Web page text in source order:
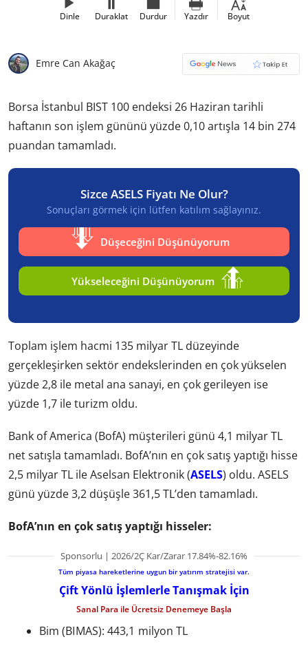
Dinle Duraklat Durdur Yazdır Boyut
Emre Can Akağaç
Borsa İstanbul BIST 100 endeksi 26 Haziran tarihli
haftanın son işlem gününü yüzde 0,10 artışla 14 bin 274
puandan tamamladı.
Sizce ASELS Fiyatı Ne Olur?
Sonuçları görmek için lütfen katılım sağlayınız.
Düşeceğini Düşünüyorum
Yükseleceğini Düşünüyorum
Toplam işlem hacmi 135 milyar TL düzeyinde
gerçekleşirken sektör endekslerinden en çok yükselen
yüzde 2,8 ile metal ana sanayi, en çok gerileyen ise
yüzde 1,7 ile turizm oldu.
Bank of America (BofA) müşterileri günü 4,1 milyar TL
net satışla tamamladı. BofA’nın en çok satış yaptığı hisse
2,5 milyar TL ile Aselsan Elektronik (ASELS) oldu. ASELS
günü yüzde 3,2 düşüşle 361,5 TL’den tamamladı.
BofA’nın en çok satış yaptığı hisseler:
Sponsorlu | 2026/2Ç Kar/Zarar 17.84%-82.16%
Tüm piyasa hareketlerine uygun bir yatırım stratejisi var.
Çift Yönlü İşlemlerle Tanışmak İçin
Sanal Para ile Ücretsiz Denemeye Başla
Bim (BIMAS): 443,1 milyon TL